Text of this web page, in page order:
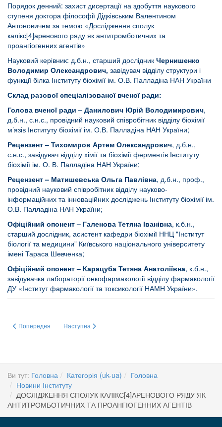
Порядок денний: захист дисертації на здобуття наукового
ступеня доктора філософії Дідківським Валентином
Антоновичем за темою «Дослідження сполук
калікс[4]аренового ряду як антитромботичних та
проангіогенних агентів»
Науковий керівник: д.б.н., старший дослідник Чернишенко
Володимир Олександрович, завідувач відділу структури і
функції білка Інституту біохімії ім. О.В. Палладіна НАН України
Склад разової спеціалізованої вченої ради:
Голова вченої ради – Данилович Юрій Володимирович,
д.б.н., с.н.с., провідний науковий співробітник відділу біохімії
м’язів Інституту біохімії ім. О.В. Палладіна НАН України;
Рецензент – Тихомиров Артем Олександрович, д.б.н.,
с.н.с., завідувач відділу хімії та біохімії ферментів Інституту
біохімії ім. О. В. Палладіна НАН України;
Рецензент – Матишевська Ольга Павлівна, д.б.н., проф.,
провідний науковий співробітник відділу науково-
інформаційних та інноваційних досліджень Інституту біохімії ім.
О.В. Палладіна НАН України;
Офіційний опонент – Галенова Тетяна Іванівна, к.б.н.,
старший дослідник, асистент кафедри біохімії ННЦ "Інститут
біології та медицини” Київського національного університету
імені Тараса Шевченка;
Офіційний опонент – Карацуба Тетяна Анатоліївна, к.б.н.,
завідувачка лабораторії онкофармакології відділу фармакології
ДУ «Інститут фармакології та токсикології НАМН України».
Попередня стаття: БІОЛОГІЧНІ ВЛАСТИВОСТІ КУРКУМІНУ,
Попередня Наступна стаття: Сучасне рішення для візуалізації
Наступна
Ви тут: Головна Категорія (uk-ua)
Головна
Новини Інституту
ДОСЛІДЖЕННЯ СПОЛУК КАЛІКС[4]АРЕНОВОГО РЯДУ ЯК
АНТИТРОМБОТИЧНИХ ТА ПРОАНГІОГЕННИХ АГЕНТІВ